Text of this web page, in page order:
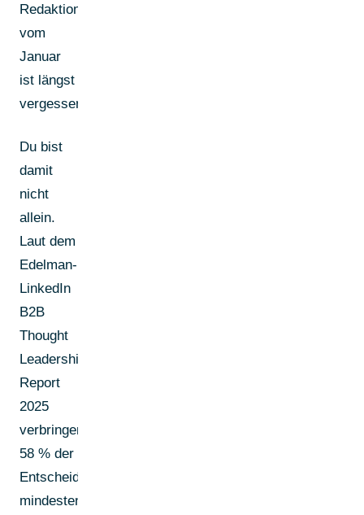
Redaktionsplan
vom
Januar
ist längst
vergessen.
Du bist
damit
nicht
allein.
Laut dem
Edelman-
LinkedIn
B2B
Thought
Leadership
Report
2025
verbringen
58 % der
Entscheider
mindestens